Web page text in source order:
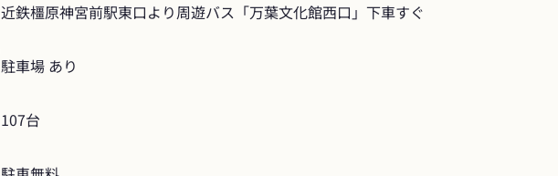
近鉄橿原神宮前駅東口より周遊バス「万葉文化館西口」下車すぐ
駐車場 あり
107台